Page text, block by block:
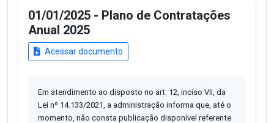
01/01/2025 - Plano de Contratações
Anual 2025
Acessar documento
Em atendimento ao disposto no art. 12, inciso VII, da
Lei nº 14.133/2021, a administração informa que, até o
momento, não consta publicação disponível referente